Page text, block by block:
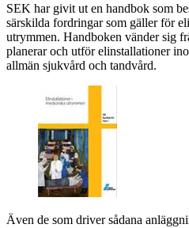
SEK har givit ut en handbok som
särskilda fordringar som gäller för
utrymmen. Handboken vänder sig
planerar och utför elinstallationer
allmän sjukvård och tandvård.
Även de som driver sådana